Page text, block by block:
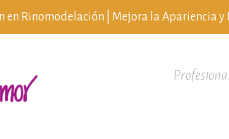
en Rinomodelación | Mejora la Apariencia